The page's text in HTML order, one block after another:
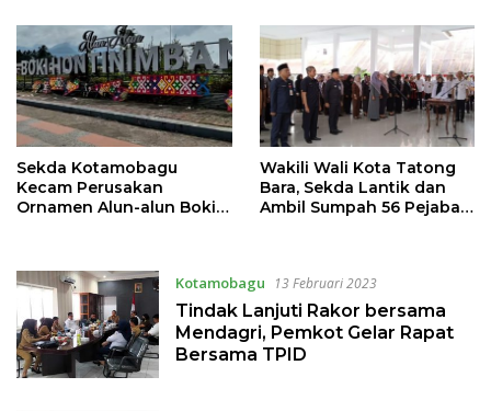
Sekda Kotamobagu
Kecam Perusakan
Ornamen Alun-alun Boki
Wakili Wali Kota Tatong
Bara, Sekda Lantik dan
Ambil Sumpah 56 Pejabat
Kotamobagu 13 Februari 2023
Tindak Lanjuti Rakor bersama
Mendagri, Pemkot Gelar Rapat
Bersama TPID